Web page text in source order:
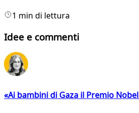
1 min di lettura
Idee e commenti
«Ai bambini di Gaza il Premio